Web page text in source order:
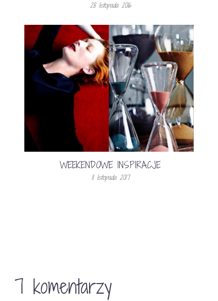
28 listopada 2016
WEEKENDOWE INSPIRACJE
11 listopada 2017
7 komentarzy